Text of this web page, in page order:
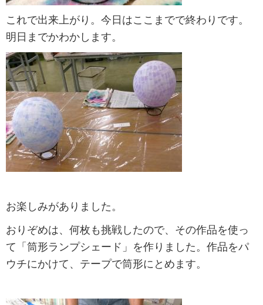
これで出来上がり。今日はここまでで終わりです。
明日までかわかします。
お楽しみがありました。
おりぞめは、何枚も挑戦したので、その作品を使っ
て「筒形ランプシェード」を作りました。作品をパ
ウチにかけて、テープで筒形にとめます。